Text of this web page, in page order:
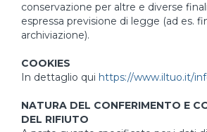
conservazione per altre e diverse
espressa previsione di legge (ad es.
archiviazione).
COOKIES
In dettaglio qui https://www.iltuo.it/
NATURA DEL CONFERIMENTO E
DEL RIFIUTO